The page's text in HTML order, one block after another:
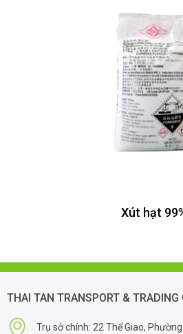
Xút hạt
THAI TAN TRANSPORT & TRADING
Trụ sở chính: 22 Thể Giao,